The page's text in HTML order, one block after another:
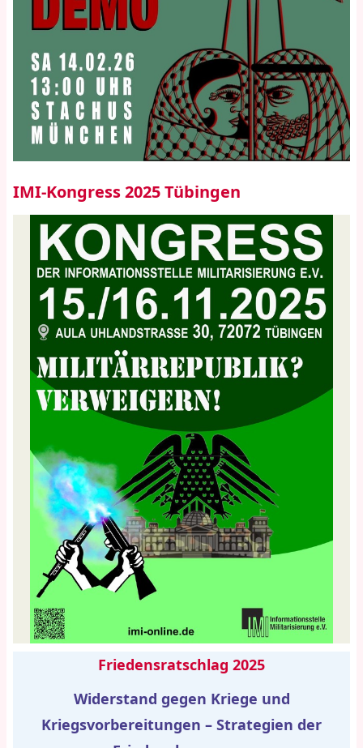
IMI-Kongress 2025 Tübingen
Friedensratschlag 2025
Widerstand gegen Kriege und
Kriegsvorbereitungen – Strategien der